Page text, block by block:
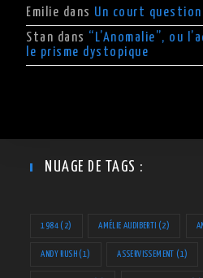
Emilie dans Un court
Stan dans “L’Anomalie”, ou
le prisme dystopique
NUAGE DE TAGS :
1984 (2) AMÉLIE AUDIBERTI (2)
ANDY RUSH (1) ASSERVISSEMENT (1)